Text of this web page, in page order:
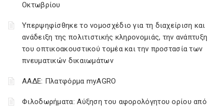
Οκτωβρίου
Υπερψηφίσθηκε το νομοσχέδιο για τη διαχείριση και
ανάδειξη της πολιτιστικής κληρονομιάς, την ανάπτυξη
του οπτικοακουστικού τομέα και την προστασία των
πνευματικών δικαιωμάτων
ΑΑΔΕ: Πλατφόρμα myAGRO
Φιλοδωρήματα: Αύξηση του αφορολόγητου ορίου από